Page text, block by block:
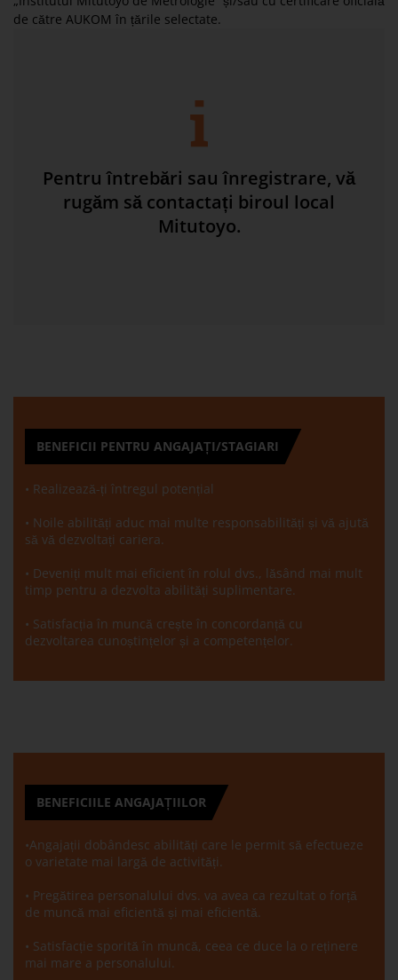
de către AUKOM în țările selectate.
Pentru întrebări sau înregistrare, vă
rugăm să contactați biroul local
Mitutoyo.
BENEFICII PENTRU ANGAJAȚI/STAGIARI
• Realizează-ți întregul potențial
• Noile abilități aduc mai multe responsabilități și vă ajută
să vă dezvoltați cariera.
• Deveniți mult mai eficient în rolul dvs., lăsând mai mult
timp pentru a dezvolta abilități suplimentare.
• Satisfacția în muncă crește în concordanță cu
dezvoltarea cunoștințelor și a competențelor.
BENEFICIILE ANGAJAȚIILOR
•Angajații dobândesc abilități care le permit să efectueze
o varietate mai largă de activități.
• Pregătirea personalului dvs. va avea ca rezultat o forță
de muncă mai eficientă și mai eficientă.
• Satisfacție sporită în muncă, ceea ce duce la o reținere
mai mare a personalului.